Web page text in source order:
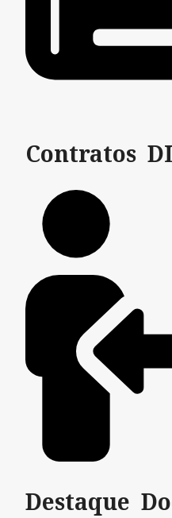
Contratos
Destaque